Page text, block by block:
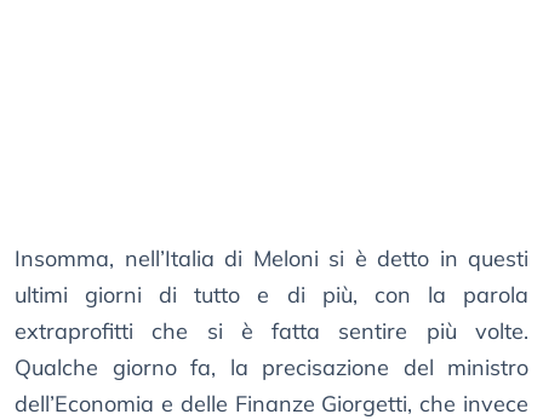
Insomma, nell’Italia di Meloni si è detto in questi
ultimi giorni di tutto e di più, con la parola
extraprofitti che si è fatta sentire più volte.
Qualche giorno fa, la precisazione del ministro
dell’Economia e delle Finanze Giorgetti, che invece